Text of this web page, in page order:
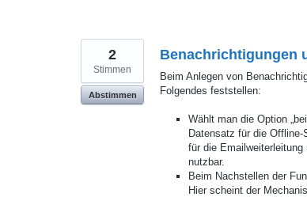
Benachrichtigungen
Beim Anlegen von
Folgendes feststellen:
Wählt man die Option
Datensatz für die
für die
nutzbar.
Beim Nachstellen der
Hier scheint der
2
Stimmen
Abstimmen